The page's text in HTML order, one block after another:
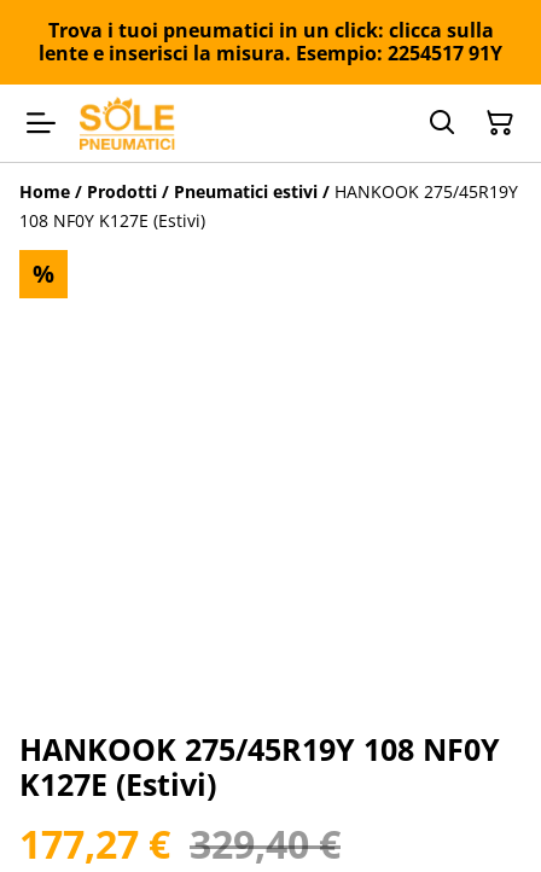
Trova i tuoi pneumatici in un click: clicca sulla
lente e inserisci la misura. Esempio: 2254517 91Y
Home / Prodotti / Pneumatici estivi / HANKOOK 275/45R19Y
108 NF0Y K127E (Estivi)
%
HANKOOK 275/45R19Y 108 NF0Y
K127E (Estivi)
177,27 € 329,40 €